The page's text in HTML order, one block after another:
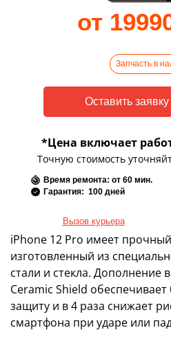
от
Запчасть в
*Цена включает
Точную стоимость
Время ремонта: от 60 мин.
Гарантия: 100 дней
Вызов курьера
iPhone 12 Pro имеет
изготовленный из
стали и стекла. Дополнение
Ceramic Shield
защиту и в 4 раза снижает
смартфона при ударе или